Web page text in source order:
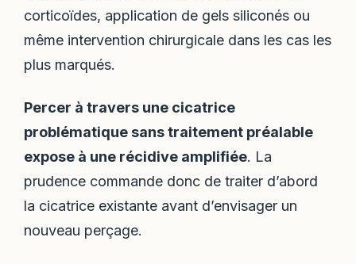
corticoïdes, application de gels siliconés ou
même intervention chirurgicale dans les cas les
plus marqués.
Percer à travers une cicatrice
problématique sans traitement préalable
expose à une récidive amplifiée. La
prudence commande donc de traiter d’abord
la cicatrice existante avant d’envisager un
nouveau perçage.